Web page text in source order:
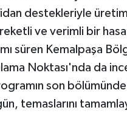
destekleriyle üretim
ve verimli bir
süren Kemalpaşa
Noktası'nda da
son
temaslarını